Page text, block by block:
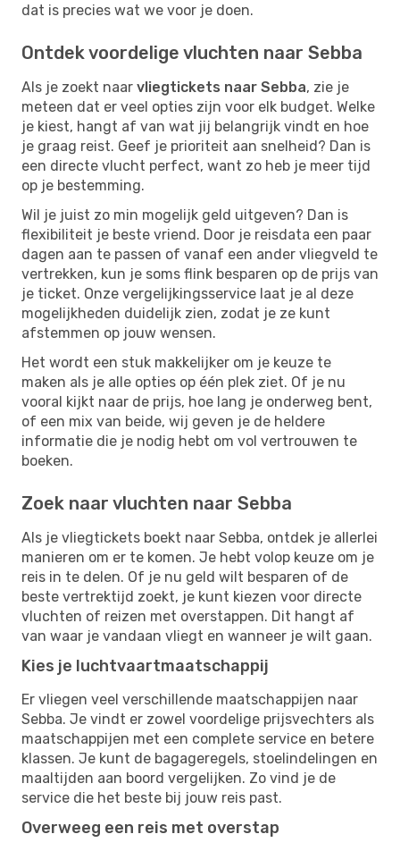
dat is precies wat we voor je doen.
Ontdek voordelige vluchten naar Sebba
Als je zoekt naar vliegtickets naar Sebba, zie je
meteen dat er veel opties zijn voor elk budget. Welke
je kiest, hangt af van wat jij belangrijk vindt en hoe
je graag reist. Geef je prioriteit aan snelheid? Dan is
een directe vlucht perfect, want zo heb je meer tijd
op je bestemming.
Wil je juist zo min mogelijk geld uitgeven? Dan is
flexibiliteit je beste vriend. Door je reisdata een paar
dagen aan te passen of vanaf een ander vliegveld te
vertrekken, kun je soms flink besparen op de prijs van
je ticket. Onze vergelijkingsservice laat je al deze
mogelijkheden duidelijk zien, zodat je ze kunt
afstemmen op jouw wensen.
Het wordt een stuk makkelijker om je keuze te
maken als je alle opties op één plek ziet. Of je nu
vooral kijkt naar de prijs, hoe lang je onderweg bent,
of een mix van beide, wij geven je de heldere
informatie die je nodig hebt om vol vertrouwen te
boeken.
Zoek naar vluchten naar Sebba
Als je vliegtickets boekt naar Sebba, ontdek je allerlei
manieren om er te komen. Je hebt volop keuze om je
reis in te delen. Of je nu geld wilt besparen of de
beste vertrektijd zoekt, je kunt kiezen voor directe
vluchten of reizen met overstappen. Dit hangt af
van waar je vandaan vliegt en wanneer je wilt gaan.
Kies je luchtvaartmaatschappij
Er vliegen veel verschillende maatschappijen naar
Sebba. Je vindt er zowel voordelige prijsvechters als
maatschappijen met een complete service en betere
klassen. Je kunt de bagageregels, stoelindelingen en
maaltijden aan boord vergelijken. Zo vind je de
service die het beste bij jouw reis past.
Overweeg een reis met overstap